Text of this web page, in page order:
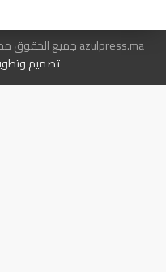
azulpress.ma جميع الحقوق محفوظة
تصميم